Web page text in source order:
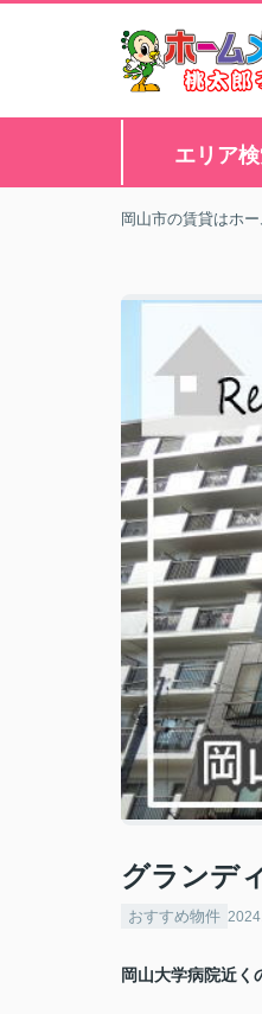
エリア
岡山市の賃貸はホ
グランデ
おすすめ物件
岡山大学病院近く